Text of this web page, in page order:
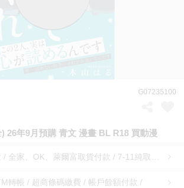
G07235100
26年9月預購 青文 漫畫 BL R18 買動漫
轉帳 / 超商條碼繳費 / 帳戶餘額付款 /